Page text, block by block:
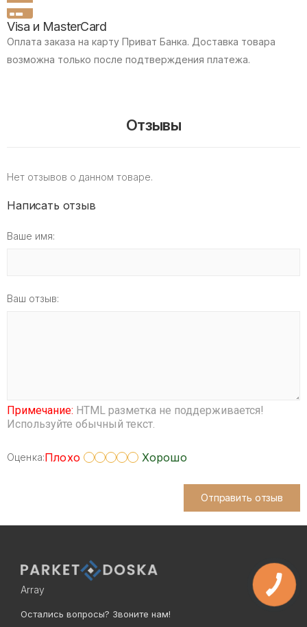
Visa и MasterCard
Оплата заказа на карту Приват Банка. Доставка товара
возможна только после подтверждения платежа.
Отзывы
Нет отзывов о данном товаре.
Написать отзыв
Ваше имя:
Ваш отзыв:
Примечание: HTML разметка не поддерживается!
Используйте обычный текст.
Оценка:Плохо Хорошо
Отправить отзыв
Array
Остались вопросы? Звоните нам!